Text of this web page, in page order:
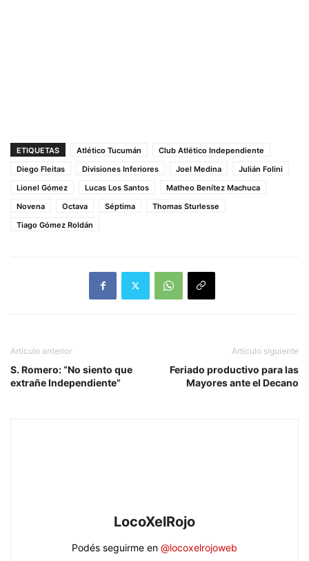
ETIQUETAS Atlético Tucumán
Club Atlético Independiente
Diego Fleitas
Divisiones Inferiores Joel Medina
Julián Folini
Lionel Gómez
Lucas Los Santos
Matheo Benítez Machuca
Novena
Octava Séptima
Thomas Sturlesse
Tiago Gómez Roldán
Artículo anterior
S. Romero: “No siento que
extrañe Independiente”
Artículo siguiente
Feriado productivo para las
Mayores ante el Decano
LocoXelRojo
Podés seguirme en @locoxelrojoweb